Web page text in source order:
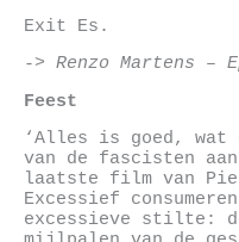
Exit Es.
-> Renzo Martens –
Feest
‘Alles is goed, wat
van de fascisten
laatste film van
Excessief
excessieve stilte: